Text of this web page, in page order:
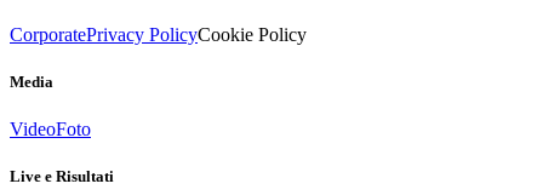
CorporatePrivacy PolicyCookie Policy
Media
VideoFoto
Live e Risultati